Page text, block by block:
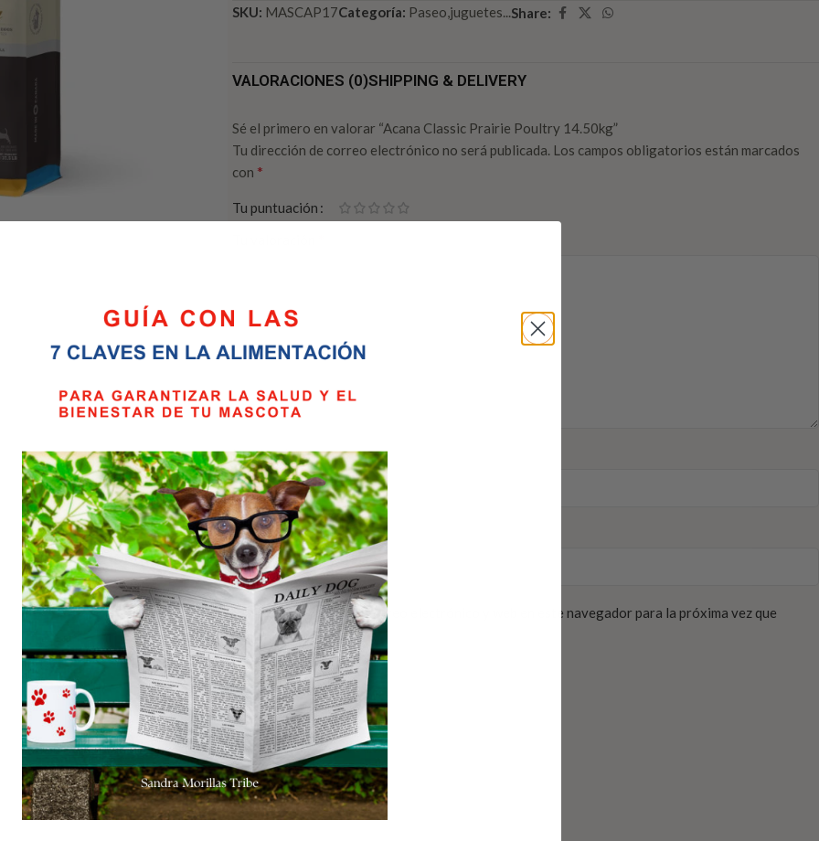
SKU: MASCAP17Categoría: Paseo,juguetes... Share:
VALORACIONES (0)SHIPPING & DELIVERY
Valoraciones
Aún no hay reseñas
Sé el primero en valorar “Acana Classic Prairie Poultry 14.50kg”
Tu dirección de correo electrónico no será publicada. Los campos obligatorios están marcados
con *
Tu puntuación
Nombre*
Correo electrónico*
Guarda mi nombre, correo electrónico y web en este navegador para la próxima vez que
comente.